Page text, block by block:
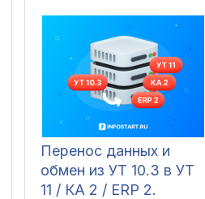
Перенос данных и
обмен из УТ 10.3 в УТ
11 / КА 2 / ERP 2.